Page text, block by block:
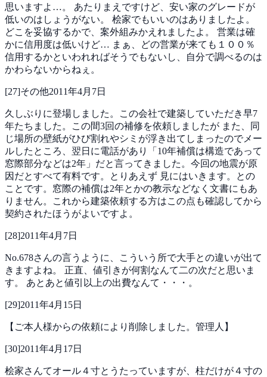
思いますよ…。 あたりまえですけど、安い家のグレードが
低いのはしょうがない。 桧家でもいいのはありましたよ。
どこを妥協するかで、案外組みかえれましたよ。 営業は確
かに信用度は低いけど… まぁ、どの営業が来ても１００％
信用するかといわれればそうでもないし、自分で調べるのは
かわらないからねぇ。
[27]その他2011年4月7日
久しぶりに登場しました。この会社で建築していただき早7
年たちました。この間3回の補修を依頼しましたが また、同
じ場所の壁紙がひび割れやシミが浮き出てしまったのでメー
ルしたところ、翌日に電話があり「10年補償は構造であって
窓際部分などは2年」だと言ってきました。今回の地震が原
因だとすべて有料です。とりあえず 見にはいきます。との
ことです。窓際の補償は2年とかの教示などなく文書にもあ
りません。これから建築依頼する方はこの点も確認してから
契約されたほうがよいですよ。
[28]2011年4月7日
No.678さんの言うように、こういう所で大手との違いが出て
きますよね。 正直、値引きが何割なんて二の次だと思いま
す。 あとあと値引以上の出費なんて・・・。
[29]2011年4月15日
【ご本人様からの依頼により削除しました。管理人】
[30]2011年4月17日
桧家さんてオール４寸とうたっていますが、柱だけが４寸の